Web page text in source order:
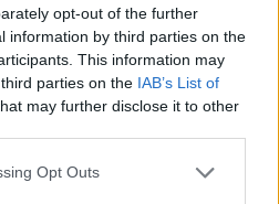
opt-out of the further
information by third parties on the
This information may
parties on the IAB’s List of
may further disclose it to other
Opt Outs